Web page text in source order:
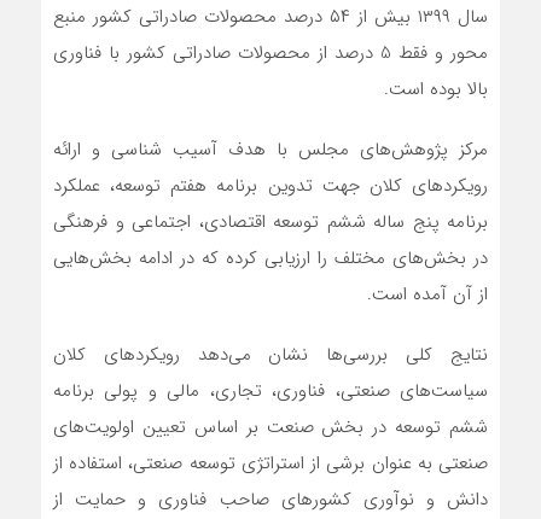
سال ۱۳۹۹ بیش از ۵۴ درصد محصولات صادراتی کشور منبع
محور و فقط 5 درصد از محصولات صادراتی کشور با فناوری
بالا بوده است.
مرکز پژوهش‌های مجلس با هدف آسیب شناسی و ارائه
رویکردهای کلان جهت تدوین برنامه هفتم توسعه، عملکرد
برنامه پنج ساله ششم توسعه اقتصادی، اجتماعی و فرهنگی
در بخش‌های مختلف را ارزیابی کرده که در ادامه بخش‌هایی
از آن آمده است.
نتایج کلی بررسی‌ها نشان می‌دهد رویکردهای کلان
سیاست‌های صنعتی، فناوری، تجاری، مالی و پولی برنامه
ششم توسعه در بخش صنعت بر اساس تعیین اولویت‌های
صنعتی به عنوان برشی از استراتژی توسعه صنعتی، استفاده از
دانش و نوآوری کشورهای صاحب فناوری و حمایت از